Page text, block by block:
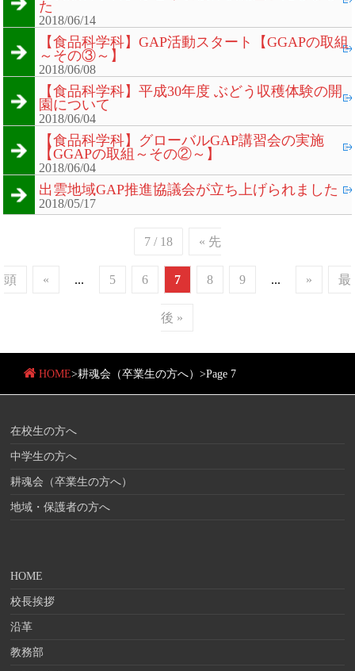
た
2018/06/14
【食品科学科】GAP活動スタート【GGAPの取組
～その③～】
2018/06/08
【食品科学科】平成30年度 ぶどう収穫体験の開
園について
2018/06/04
【食品科学科】グローバルGAP講習会の実施
【GGAPの取組～その②～】
2018/06/04
出雲地域GAP推進協議会が立ち上げられました
2018/05/17
7 / 18 « 先
頭 « ... 5 6 7 8 9 ... » 最
後 »
HOME>耕魂会（卒業生の方へ） >Page 7
在校生の方へ
中学生の方へ
耕魂会（卒業生の方へ）
地域・保護者の方へ
HOME
校長挨拶
沿革
教務部